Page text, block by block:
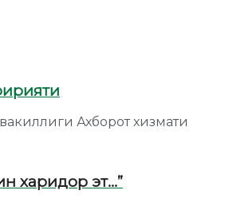
Ахборот хизмати
харидор эт…”